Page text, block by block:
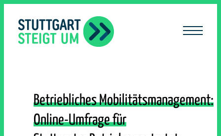
Betriebliches Mobilitätsmanagement:
Online-Umfrage für